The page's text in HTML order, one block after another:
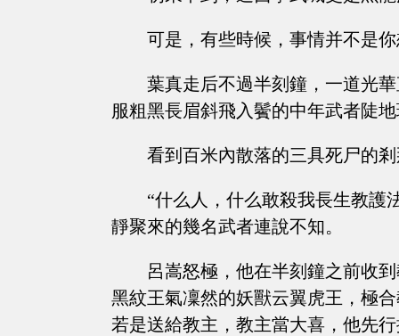
可是，有些時候，事情并不是
葉真走后不過半刻鐘，一道光
服粗黑長眉斜飛入鬢的中年武者陡
看到百米內散落的三具死尸的
“什么人，什么敢殺我長生教護
靜聚來的幾名武者連說不知。
呂嵩怒極，他在半刻鐘之前收
黑紋王氣凜然的妖獸云翼虎王，極
若是送給教主，教主當大喜，他先